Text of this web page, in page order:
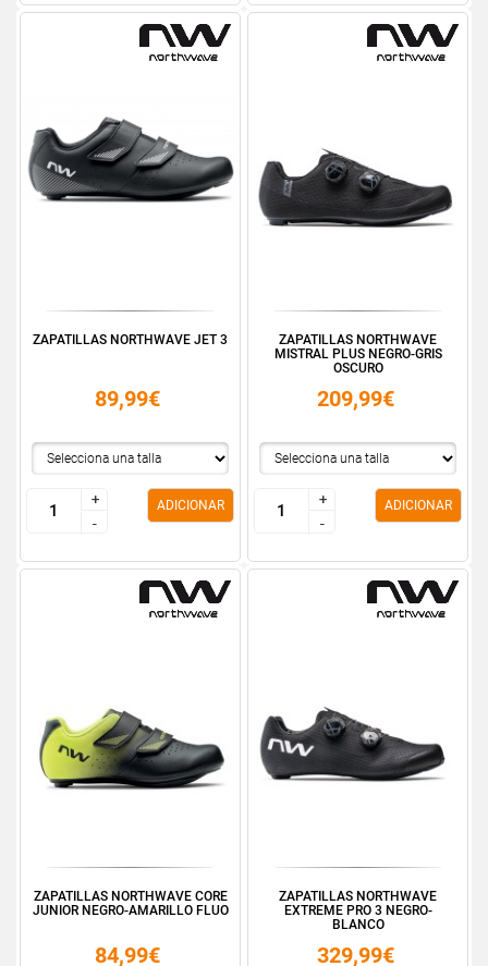
ZAPATILLAS NORTHWAVE JET 3
89,99€
+
-
+
-
ADICIONAR
ZAPATILLAS NORTHWAVE
MISTRAL PLUS NEGRO-GRIS
OSCURO
209,99€
+
-
+
-
ADICIONAR
ZAPATILLAS NORTHWAVE CORE
JUNIOR NEGRO-AMARILLO FLUO
84,99€
ZAPATILLAS NORTHWAVE
EXTREME PRO 3 NEGRO-
BLANCO
329,99€